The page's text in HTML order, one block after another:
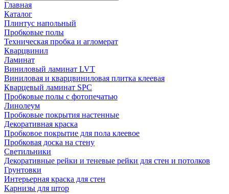
Главная
Каталог
Плинтус напольный
Пробковые полы
Техническая пробка и агломерат
Кварцвинил
Ламинат
Виниловый ламинат LVT
Виниловая и кварцвиниловая плитка клеевая
Кварцевый ламинат SPC
Пробковые полы с фотопечатью
Линолеум
Пробковые покрытия настенные
Декоративная краска
Пробковое покрытие для пола клеевое
Пробковая доска на стену
Светильники
Декоративные рейки и теневые рейки для стен и потолков
Грунтовки
Интерьерная краска для стен
Карнизы для штор